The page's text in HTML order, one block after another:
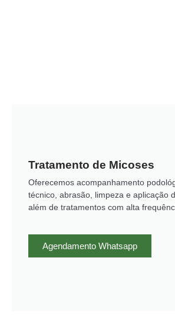
Tratamento de Micoses
Oferecemos acompanhamento
técnico, abrasão, limpeza e aplicação
além de tratamentos com alta
Agendamento Whatsapp